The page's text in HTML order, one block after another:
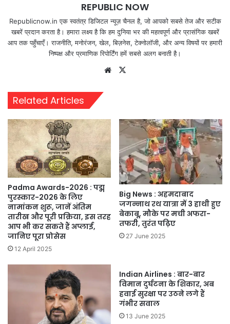
REPUBLIC NOW
Republicnow.in एक स्वतंत्र डिजिटल न्यूज़ चैनल है, जो आपको सबसे तेज और सटीक
खबरें प्रदान करता है। हमारा लक्ष्य है कि हम दुनिया भर की महत्वपूर्ण और प्रासंगिक खबरें
आप तक पहुँचाएँ। राजनीति, मनोरंजन, खेल, बिज़नेस, टेक्नोलॉजी, और अन्य विषयों पर हमारी
निष्पक्ष और प्रमाणिक रिपोर्टिंग हमें सबसे अलग बनाती है।
Website
Related Articles
Padma Awards-2026 : पद्म
पुरस्कार-2026 के लिए
नामांकन शुरू, जानें अंतिम
तारीख और पूरी प्रक्रिया, इस तरह
आप भी कर सकते हैं अप्लाई,
जानिए पूरा प्रोसेस
12 April 2025
Big News : अहमदाबाद
जगन्नाथ रथ यात्रा में 3 हाथी हुए
बेकाबू, मौके पर मची अफरा-
तफरी, तुरंत पढ़िए
27 June 2025
Indian Airlines : बार-बार
विमान दुर्घटना के शिकार, अब
हवाई सुरक्षा पर उठने लगे हैं
गंभीर सवाल
13 June 2025